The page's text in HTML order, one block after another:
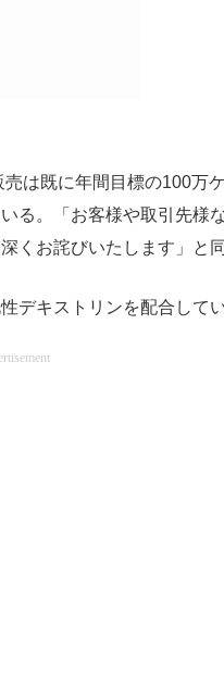
は既に年間目標の100万ケ
る。「お客様や取引先様
くお詫びいたします」と
デキストリンを配合してい